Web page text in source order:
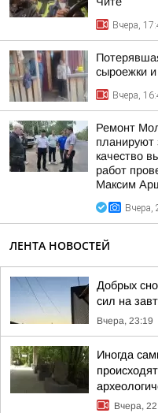
Вчера,
сыроежки
Вчера,
Ремонт
планируют
качество
работ
Максим
Вчера,
ЛЕНТА НОВОСТЕЙ
Добрых
сил на
Вчера, 23:19
Иногда
Вчера,